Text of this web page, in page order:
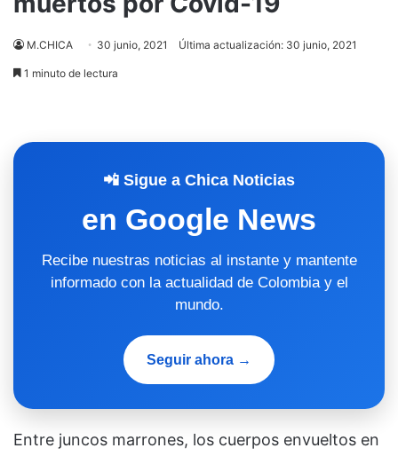
M.CHICA 30 junio, 2021 Última actualización: 30 junio, 2021
1 minuto de lectura
📲 Sigue a Chica Noticias
en Google News
Recibe nuestras noticias al instante y mantente
informado con la actualidad de Colombia y el
mundo.
Seguir ahora →
Entre juncos marrones, los cuerpos envueltos en